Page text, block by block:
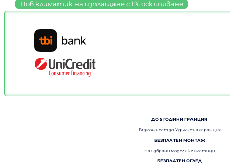
ДО 5 ГОДИНИ ГРАНЦИЯ
Възможност за Удължена гаранция
БЕЗПЛАТЕН МОНТАЖ
На избрани модели климатици
БЕЗПЛАТЕН ОГЛЕД